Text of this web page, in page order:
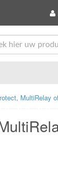
MultiRelay